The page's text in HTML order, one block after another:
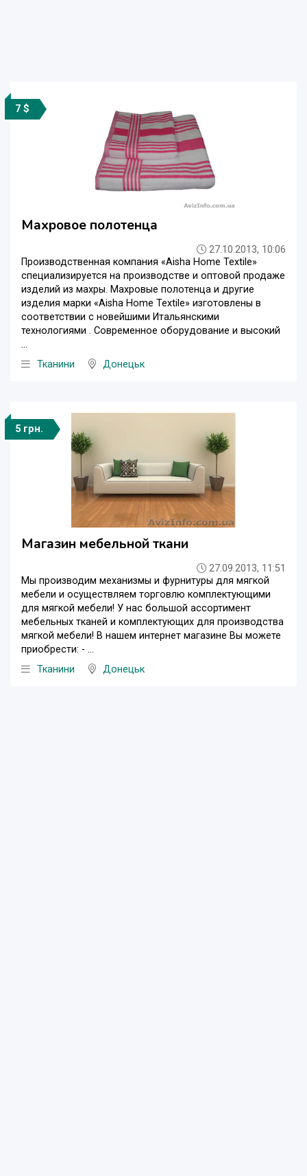
7 $
Махровое полотенца
27.10.2013, 10:06
Производственная компания «Aisha Home Textile»
специализируется на производстве и оптовой продаже
изделий из махры. Махровые полотенца и другие
изделия марки «Aisha Home Textile» изготовлены в
соответствии с новейшими Итальянскими
технологиями . Современное оборудование и высокий
...
Тканини
Донецьк
5 грн.
Магазин мебельной ткани
27.09.2013, 11:51
Мы производим механизмы и фурнитуры для мягкой
мебели и осуществляем торговлю комплектующими
для мягкой мебели! У нас большой ассортимент
мебельных тканей и комплектующих для производства
мягкой мебели! В нашем интернет магазине Вы можете
приобрести: - ...
Тканини
Донецьк